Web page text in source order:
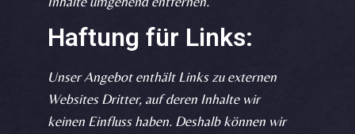
Haftung für Links:
Unser Angebot enthält Links zu externen
Websites Dritter, auf deren Inhalte wir
keinen Einfluss haben. Deshalb können wir